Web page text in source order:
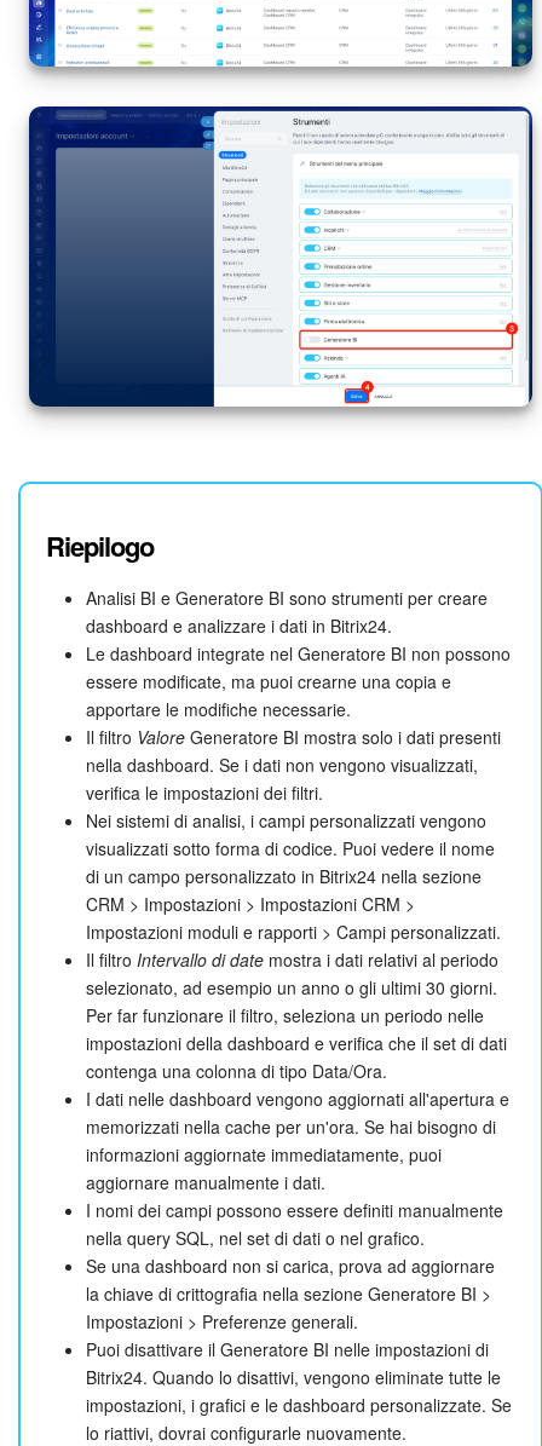
Riepilogo
Analisi BI e Generatore BI sono strumenti per creare
dashboard e analizzare i dati in Bitrix24.
Le dashboard integrate nel Generatore BI non possono
essere modificate, ma puoi crearne una copia e
apportare le modifiche necessarie.
Il filtro Valore Generatore BI mostra solo i dati presenti
nella dashboard. Se i dati non vengono visualizzati,
verifica le impostazioni dei filtri.
Nei sistemi di analisi, i campi personalizzati vengono
visualizzati sotto forma di codice. Puoi vedere il nome
di un campo personalizzato in Bitrix24 nella sezione
CRM > Impostazioni > Impostazioni CRM >
Impostazioni moduli e rapporti > Campi personalizzati.
Il filtro Intervallo di date mostra i dati relativi al periodo
selezionato, ad esempio un anno o gli ultimi 30 giorni.
Per far funzionare il filtro, seleziona un periodo nelle
impostazioni della dashboard e verifica che il set di dati
contenga una colonna di tipo Data/Ora.
I dati nelle dashboard vengono aggiornati all'apertura e
memorizzati nella cache per un'ora. Se hai bisogno di
informazioni aggiornate immediatamente, puoi
aggiornare manualmente i dati.
I nomi dei campi possono essere definiti manualmente
nella query SQL, nel set di dati o nel grafico.
Se una dashboard non si carica, prova ad aggiornare
la chiave di crittografia nella sezione Generatore BI >
Impostazioni > Preferenze generali.
Puoi disattivare il Generatore BI nelle impostazioni di
Bitrix24. Quando lo disattivi, vengono eliminate tutte le
impostazioni, i grafici e le dashboard personalizzate. Se
lo riattivi, dovrai configurarle nuovamente.